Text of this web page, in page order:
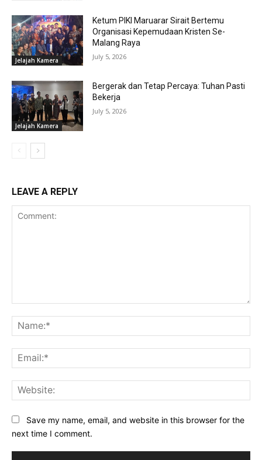
Jelajah Kamera
Ketum PIKI Maruarar Sirait Bertemu
Organisasi Kepemudaan Kristen Se-
Malang Raya
July 5, 2026
Jelajah Kamera
Bergerak dan Tetap Percaya: Tuhan Pasti
Bekerja
July 5, 2026
LEAVE A REPLY
Save my name, email, and website in this browser for the
next time I comment.